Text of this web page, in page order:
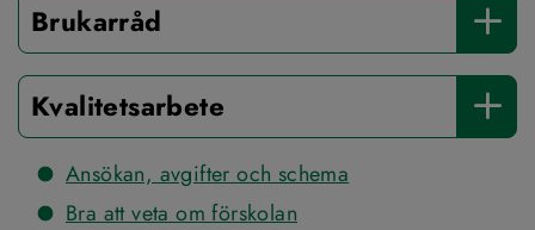
Brukarråd
Kvalitetsarbete
Ansökan, avgifter och schema
Bra att veta om förskolan